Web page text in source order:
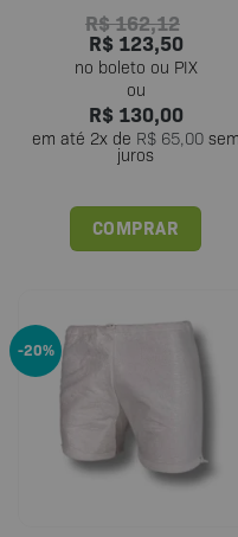
R$162,12
R$123,50
R$130,00
em até 2x de R$65,00sem
juros
COMPRAR
Este
várias
escolhidas
-20%